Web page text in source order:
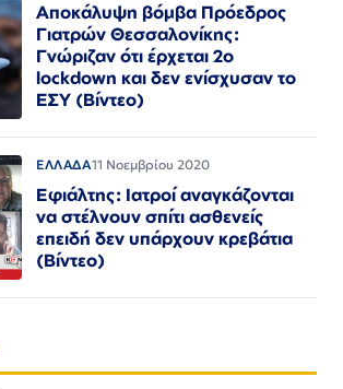
Αποκάλυψη βόμβα Πρόεδρος
Γιατρών Θεσσαλονίκης:
Γνώριζαν ότι έρχεται 2ο
lockdown και δεν ενίσχυσαν το
ΕΣΥ (Βίντεο)
ΕΛΛΑΔΑ11 Νοεμβρίου 2020
Εφιάλτης: Ιατροί αναγκάζονται
να στέλνουν σπίτι ασθενείς
επειδή δεν υπάρχουν κρεβάτια
(Βίντεο)